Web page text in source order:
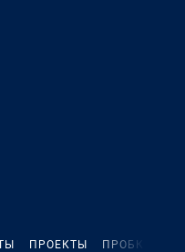
ПРОЕКТЫ ПРОБКИ